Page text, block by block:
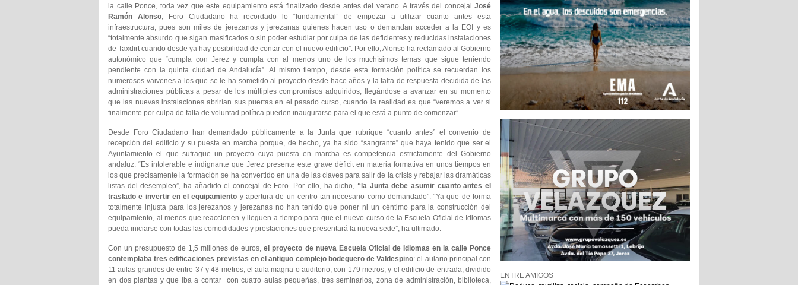
la calle Ponce, toda vez que este equipamiento está finalizado desde antes del verano. A través del concejal José
Ramón Alonso, Foro Ciudadano ha recordado lo “fundamental” de empezar a utilizar cuanto antes esta
infraestructura, pues son miles de jerezanos y jerezanas quienes hacen uso o demandan acceder a la EOI y es
“totalmente absurdo que sigan masificados o sin poder estudiar por culpa de las deficientes y reducidas instalaciones
de Taxdirt cuando desde ya hay posibilidad de contar con el nuevo edificio”. Por ello, Alonso ha reclamado al Gobierno
autonómico que “cumpla con Jerez y cumpla con al menos uno de los muchísimos temas que sigue teniendo
pendiente con la quinta ciudad de Andalucía”. Al mismo tiempo, desde esta formación política se recuerdan los
numerosos vaivenes a los que se le ha sometido al proyecto desde hace años y la falta de respuesta decidida de las
administraciones públicas a pesar de los múltiples compromisos adquiridos, llegándose a avanzar en su momento
que las nuevas instalaciones abrirían sus puertas en el pasado curso, cuando la realidad es que “veremos a ver si
finalmente por culpa de falta de voluntad política pueden inaugurarse para el que está a punto de comenzar”.
Desde Foro Ciudadano han demandado públicamente a la Junta que rubrique “cuanto antes” el convenio de
recepción del edificio y su puesta en marcha porque, de hecho, ya ha sido “sangrante” que haya tenido que ser el
Ayuntamiento el que sufrague un proyecto cuya puesta en marcha es competencia estrictamente del Gobierno
andaluz. “Es intolerable e indignante que Jerez presente este grave déficit en materia formativa en unos tiempos en
los que precisamente la formación se ha convertido en una de las claves para salir de la crisis y rebajar las dramáticas
listas del desempleo”, ha añadido el concejal de Foro. Por ello, ha dicho, “la Junta debe asumir cuanto antes el
traslado e invertir en el equipamiento y apertura de un centro tan necesario como demandado”. “Ya que de forma
totalmente injusta para los jerezanos y jerezanas no han tenido que poner ni un céntimo para la construcción del
equipamiento, al menos que reaccionen y lleguen a tiempo para que el nuevo curso de la Escuela Oficial de Idiomas
pueda iniciarse con todas las comodidades y prestaciones que presentará la nueva sede”, ha ultimado.
Con un presupuesto de 1,5 millones de euros,el proyecto de nueva Escuela Oficial de Idiomas en la calle Ponce
contemplaba tres edificaciones previstas en el antiguo complejo bodeguero de Valdespino: el aulario principal con
11 aulas grandes de entre 37 y 48 metros; el aula magna o auditorio, con 179 metros; y el edificio de entrada, dividido
en dos plantas y que iba a contar con cuatro aulas pequeñas, tres seminarios, zona de administración, biblioteca,
ENTRE AMIGOS